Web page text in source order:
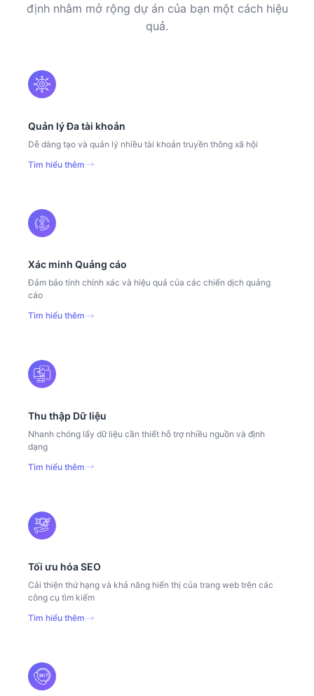
định nhằm mở rộng dự án của bạn một cách hiệu
quả.
Quản lý Đa tài khoản
Dễ dàng tạo và quản lý nhiều tài khoản truyền thông xã hội
Tìm hiểu thêm
Xác minh Quảng cáo
Đảm bảo tính chính xác và hiệu quả của các chiến dịch quảng
cáo
Tìm hiểu thêm
Thu thập Dữ liệu
Nhanh chóng lấy dữ liệu cần thiết hỗ trợ nhiều nguồn và định
dạng
Tìm hiểu thêm
Tối ưu hóa SEO
Cải thiện thứ hạng và khả năng hiển thị của trang web trên các
công cụ tìm kiếm
Tìm hiểu thêm